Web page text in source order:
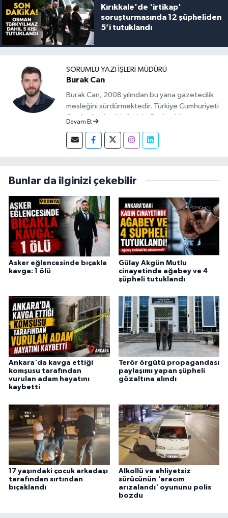
Kırıkkale'de 'irtikap'
soruşturmasında 12 şüpheliden
5’i tutuklandı
SORUMLU YAZI İŞLERI MÜDÜRÜ
Burak Can
Burak Can, 2008 yılından bu yana gazetecilik
mesleğini sürdürmektedir. Türkiye Cumhuriyeti
Cumhurbaşkanlığı İletişim Başkanlığı
2026 yılları arasında Demirören Haber Ajansı
(DHA) Kırıkkale Muhabiri olarak görev yapan
olarak sürdürmektedir.
Devam Et
Bunlar da ilginizi çekebilir
Asker eğlencesinde bıçakla
kavga: 1 ölü
Gülay Akgün Mutlu
cinayetinde ağabey ve 4
şüpheli tutuklandı
Ankara'da kavga ettiği
komşusu tarafından
vurulan adam hayatını
kaybetti
Terör örgütü propagandası
paylaşımı yapan şüpheli
gözaltına alındı
17 yaşındaki çocuk arkadaşı
tarafından sırtından
bıçaklandı
Alkollü ve ehliyetsiz
sürücünün 'aracım
arızalandı' oyununu polis
bozdu